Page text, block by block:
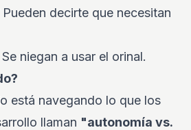
Pueden decirte que necesitan
Se niegan a usar el orinal.
está navegando lo que los
llaman "autonomía vs.